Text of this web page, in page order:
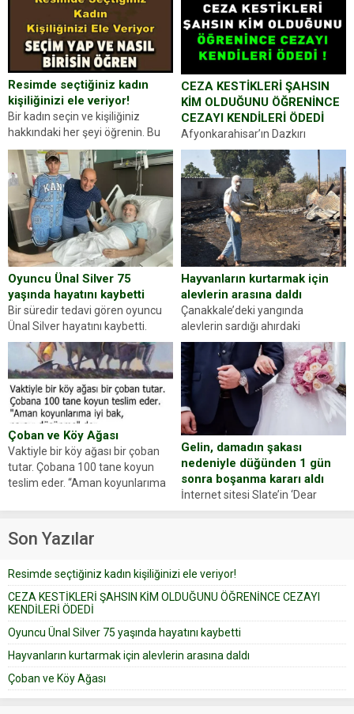
Resimde seçtiğiniz kadın
kişiliğinizi ele veriyor!
Bir kadın seçin ve kişiliğiniz
hakkındaki her şeyi öğrenin. Bu
kez karşınıza oldukça farklı bir
kişilik testiyle çıkıyoruz. Resimde
gördüğünüz kadın figürlerinden
dikkatinizi en...
CEZA KESTİKLERİ ŞAHSIN
KİM OLDUĞUNU ÖĞRENİNCE
CEZAYI KENDİLERİ ÖDEDİ
Afyonkarahisar’ın Dazkırı
ilçesinde trafik uygulaması
yapan jandarma ekipleri
durdurdukları bir otomobilin
sürücüsünden ehliyet ve ruhsat
sorup belgelerini istedi. Sürücü
Abdurrahman Ö.nün verdiği
evraklarda eksik olduğunu...
Oyuncu Ünal Silver 75
yaşında hayatını kaybetti
Bir süredir tedavi gören oyuncu
Ünal Silver hayatını kaybetti.
Haberi, oyuncunun menajerlik
ajansı duyurdu. Renda Güner,
sosyal medya hesabında “Usta
Oyuncumuz ve çok değerli
dostumuz...
Hayvanların kurtarmak için
alevlerin arasına daldı
Çanakkale’deki yangında
alevlerin sardığı ahırdaki
hayvanlarını kurtarmak isteyen
Zeki Demir (66) ölümden döndü.
Yüzünde ve ellerinde yanıklar
oluşan Demir, kâbus dolu anları
anlattı… Merkeze bağlı...
Çoban ve Köy Ağası
Vaktiyle bir köy ağası bir çoban
tutar. Çobana 100 tane koyun
teslim eder. “Aman koyunlarıma
Çoban koyunları alır gider. Aylar...
Gelin, damadın şakası
nedeniyle düğünden 1 gün
sonra boşanma kararı aldı
İnternet sitesi Slate’in ‘Dear
Prudence’ isimli tavsiye köşesine
yapıştırdığı için düğünden...
Son Yazılar
Resimde seçtiğiniz kadın kişiliğinizi ele veriyor!
CEZA KESTİKLERİ ŞAHSIN KİM OLDUĞUNU ÖĞRENİNCE CEZAYI
KENDİLERİ ÖDEDİ
Oyuncu Ünal Silver 75 yaşında hayatını kaybetti
Hayvanların kurtarmak için alevlerin arasına daldı
Çoban ve Köy Ağası